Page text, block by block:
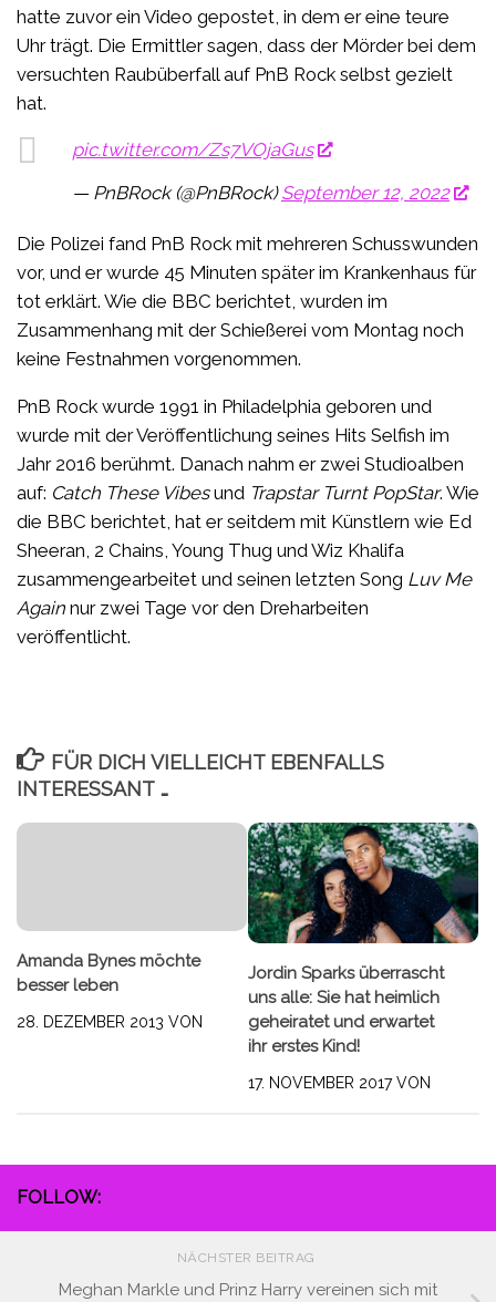
hatte zuvor ein Video gepostet, in dem er eine teure
Uhr trägt. Die Ermittler sagen, dass der Mörder bei dem
versuchten Raubüberfall auf PnB Rock selbst gezielt
hat.
pic.twitter.com/Zs7VOjaGus
— PnBRock (@PnBRock)September 12, 2022
Die Polizei fand PnB Rock mit mehreren Schusswunden
vor, und er wurde 45 Minuten später im Krankenhaus für
tot erklärt. Wie die BBC berichtet, wurden im
Zusammenhang mit der Schießerei vom Montag noch
keine Festnahmen vorgenommen.
PnB Rock wurde 1991 in Philadelphia geboren und
wurde mit der Veröffentlichung seines Hits Selfish im
Jahr 2016 berühmt. Danach nahm er zwei Studioalben
auf: Catch These Vibesund Trapstar Turnt PopStar. Wie
die BBC berichtet, hat er seitdem mit Künstlern wie Ed
Sheeran, 2 Chains, Young Thug und Wiz Khalifa
zusammengearbeitet und seinen letzten Song Luv Me
Again nur zwei Tage vor den Dreharbeiten
veröffentlicht.
FÜR DICH VIELLEICHT EBENFALLS
INTERESSANT …
Amanda Bynes möchte
besser leben
28. DEZEMBER 2013 VON
Jordin Sparks überrascht
uns alle: Sie hat heimlich
geheiratet und erwartet
ihr erstes Kind!
17. NOVEMBER 2017VON
FOLLOW:
NÄCHSTER BEITRAG
Meghan Markle und Prinz Harry vereinen sich mit